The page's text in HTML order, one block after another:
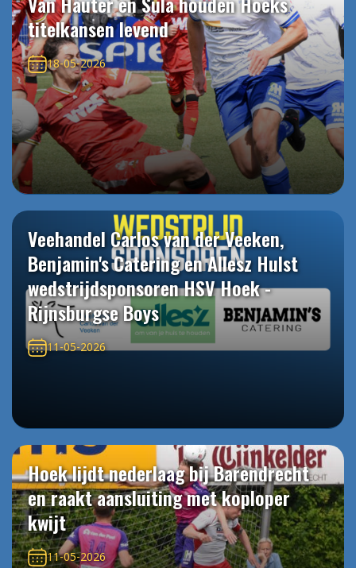
titelkansen levend
18-05-2026
Veehandel Carlos van der Veeken,
Benjamin's Catering en Allesz Hulst
wedstrijdsponsoren HSV Hoek -
Rijnsburgse Boys
11-05-2026
Hoek lijdt nederlaag bij Barendrecht
en raakt aansluiting met koploper
kwijt
11-05-2026